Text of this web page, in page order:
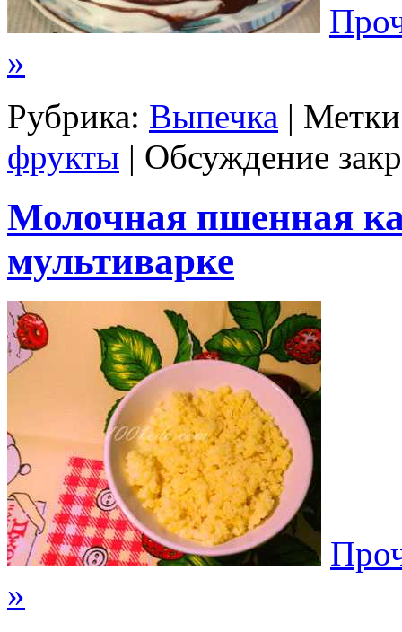
»
Рубрика: Выпечка |
фрукты | Обсуждение
Молочная пшенная
мультиварке
»